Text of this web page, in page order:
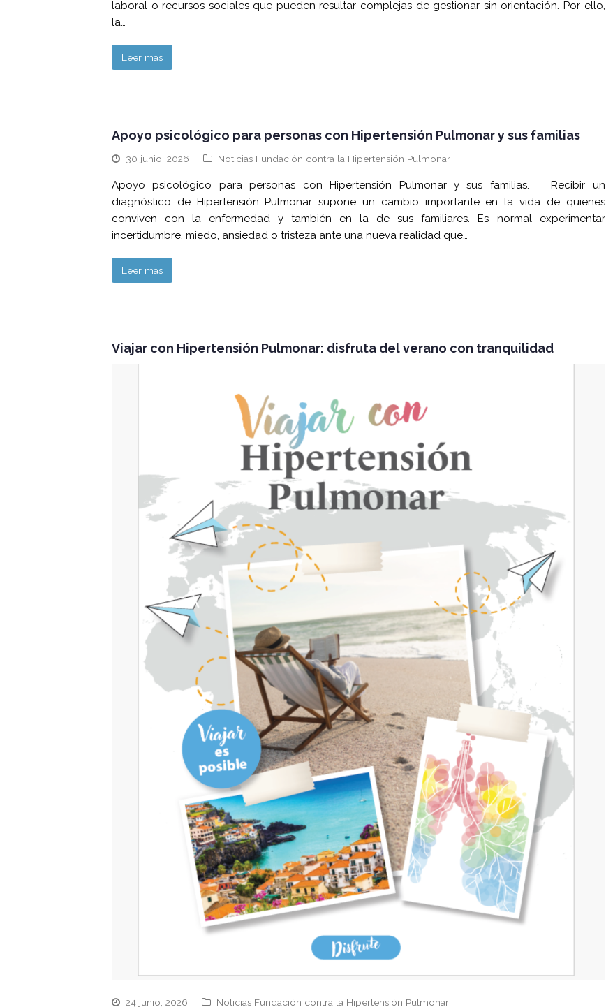
laboral o recursos sociales que pueden resultar complejas de gestionar sin orientación. Por ello,
la…
Leer más
Apoyo psicológico para personas con Hipertensión Pulmonar y sus familias
30 junio, 2026 Noticias Fundación contra la Hipertensión Pulmonar
Apoyo psicológico para personas con Hipertensión Pulmonar y sus familias. Recibir un
diagnóstico de Hipertensión Pulmonar supone un cambio importante en la vida de quienes
conviven con la enfermedad y también en la de sus familiares. Es normal experimentar
incertidumbre, miedo, ansiedad o tristeza ante una nueva realidad que…
Leer más
Viajar con Hipertensión Pulmonar: disfruta del verano con tranquilidad
24 junio, 2026 Noticias Fundación contra la Hipertensión Pulmonar